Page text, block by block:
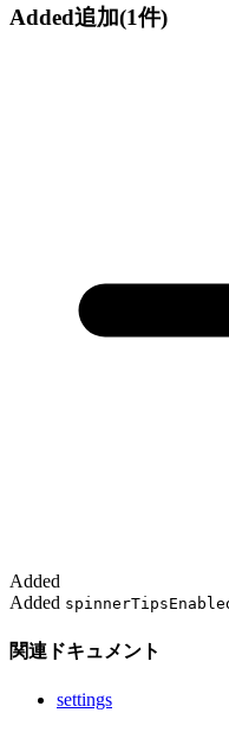
Added追加(1件)
Added
Added
関連ドキュメント
settings